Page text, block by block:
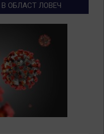
В ОБЛАСТ ЛОВЕЧ